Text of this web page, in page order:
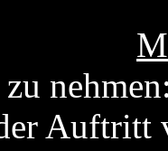
Auftritt